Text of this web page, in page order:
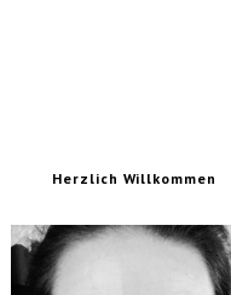
Herzlich Willkommen